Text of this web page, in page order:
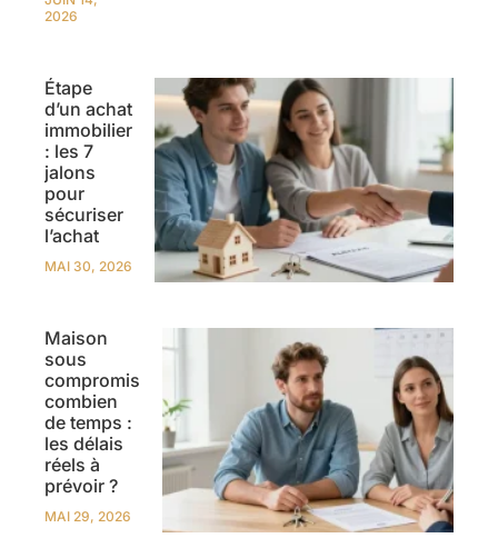
2026
Étape
d’un achat
immobilier
: les 7
jalons
pour
sécuriser
l’achat
MAI 30, 2026
Maison
sous
compromis
combien
de temps :
les délais
réels à
prévoir ?
MAI 29, 2026